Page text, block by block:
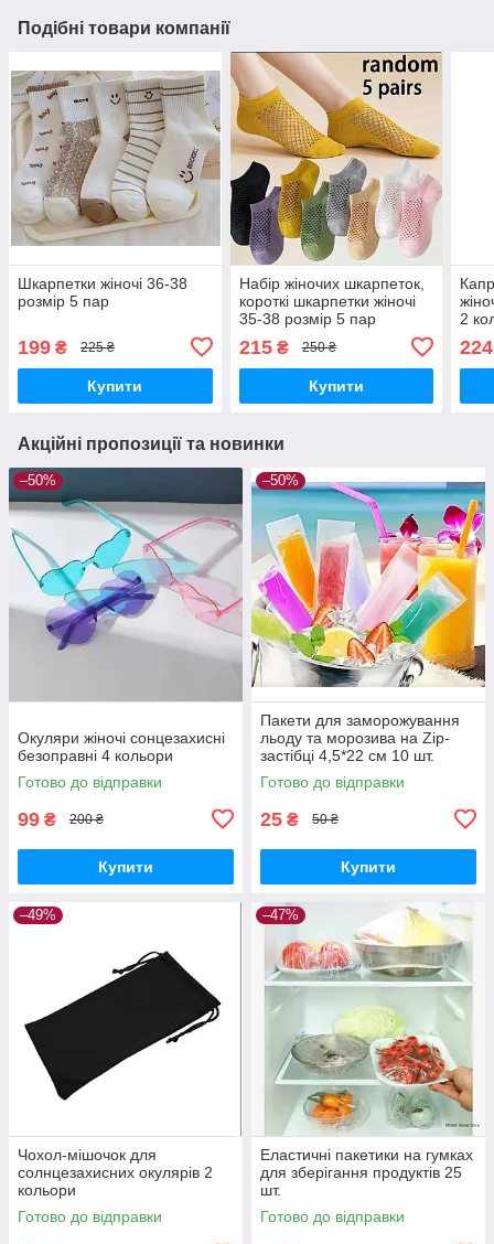
Подібні товари компанії
Шкарпетки жіночі 36-38
розмір 5 пар
199 ₴ 225 ₴
Купити
Набір жіночих шкарпеток,
короткі шкарпетки жіночі
35-38 розмір 5 пар
215₴ 250 ₴
Купити
2
224
Акційні пропозиції та новинки
–50%
Окуляри жіночі сонцезахисні
безоправні 4 кольори
Готово до відправки
99 ₴ 200 ₴
Купити
–50%
Пакети для заморожування
льоду та морозива на Zip-
застібці 4,5*22 см 10 шт.
Готово до відправки
25 ₴ 50 ₴
Купити
–49%
Чохол-мішочок для
солнцезахисних окулярів 2
кольори
Готово до відправки
–47%
Еластичні пакетики на гумках
для зберігання продуктів 25
шт.
Готово до відправки